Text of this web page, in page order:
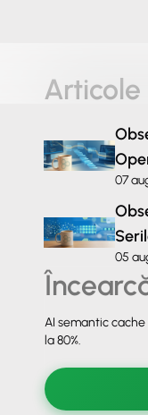
Articole
07
05
AI semantic
la 80%.